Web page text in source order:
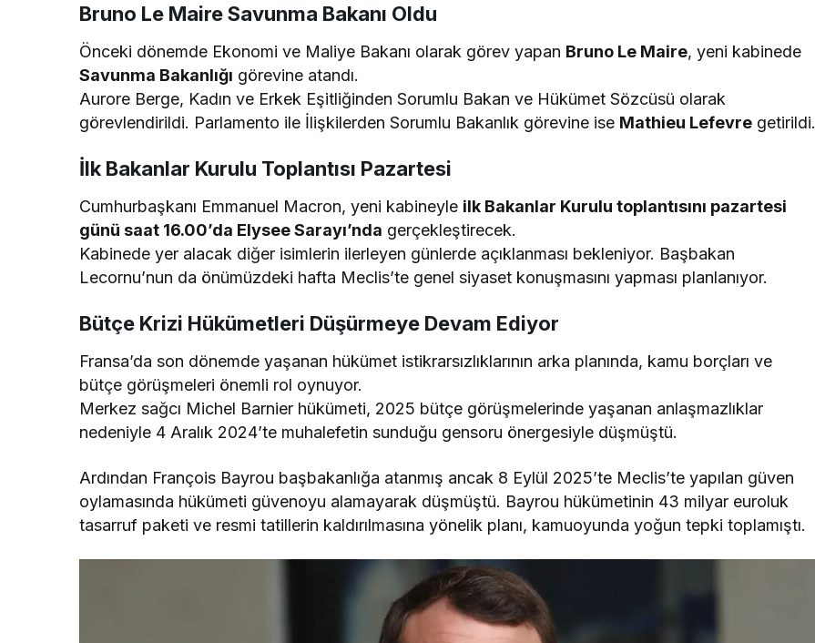
Bruno Le Maire Savunma Bakanı Oldu
Önceki dönemde Ekonomi ve Maliye Bakanı olarak görev yapan Bruno Le Maire, yeni kabinede
Savunma Bakanlığı görevine atandı.
Aurore Berge, Kadın ve Erkek Eşitliğinden Sorumlu Bakan ve Hükümet Sözcüsü olarak
görevlendirildi. Parlamento ile İlişkilerden Sorumlu Bakanlık görevine ise Mathieu Lefevre getirildi.
İlk Bakanlar Kurulu Toplantısı Pazartesi
Cumhurbaşkanı Emmanuel Macron, yeni kabineyle ilk Bakanlar Kurulu toplantısını pazartesi
günü saat 16.00’da Elysee Sarayı’nda gerçekleştirecek.
Kabinede yer alacak diğer isimlerin ilerleyen günlerde açıklanması bekleniyor. Başbakan
Lecornu’nun da önümüzdeki hafta Meclis’te genel siyaset konuşmasını yapması planlanıyor.
Bütçe Krizi Hükümetleri Düşürmeye Devam Ediyor
Fransa’da son dönemde yaşanan hükümet istikrarsızlıklarının arka planında, kamu borçları ve
bütçe görüşmeleri önemli rol oynuyor.
Merkez sağcı Michel Barnier hükümeti, 2025 bütçe görüşmelerinde yaşanan anlaşmazlıklar
nedeniyle 4 Aralık 2024’te muhalefetin sunduğu gensoru önergesiyle düşmüştü.
Ardından François Bayrou başbakanlığa atanmış ancak 8 Eylül 2025’te Meclis’te yapılan güven
oylamasında hükümeti güvenoyu alamayarak düşmüştü. Bayrou hükümetinin 43 milyar euroluk
tasarruf paketi ve resmi tatillerin kaldırılmasına yönelik planı, kamuoyunda yoğun tepki toplamıştı.